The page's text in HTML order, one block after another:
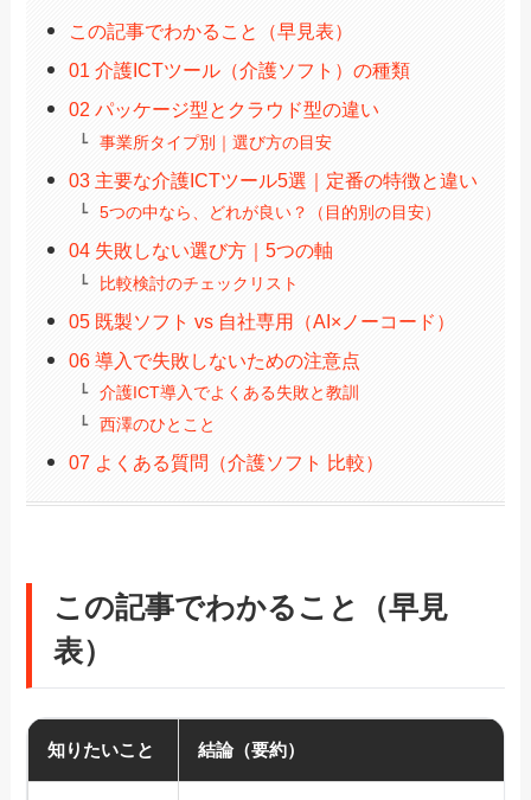
この記事でわかること（早見表）
01 介護ICTツール（介護ソフト）の種類
02 パッケージ型とクラウド型の違い
事業所タイプ別｜選び方の目安
03 主要な介護ICTツール5選｜定番の特徴と違い
5つの中なら、どれが良い？（目的別の目安）
04 失敗しない選び方｜5つの軸
比較検討のチェックリスト
05 既製ソフト vs 自社専用（AI×ノーコード）
06 導入で失敗しないための注意点
介護ICT導入でよくある失敗と教訓
西澤のひとこと
07 よくある質問（介護ソフト 比較）
この記事でわかること（早見
表）
知りたいこと 結論（要約）